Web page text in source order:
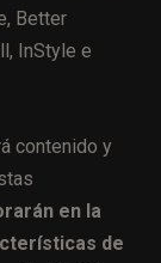
Better
InStyle e
contenido y
en la
de